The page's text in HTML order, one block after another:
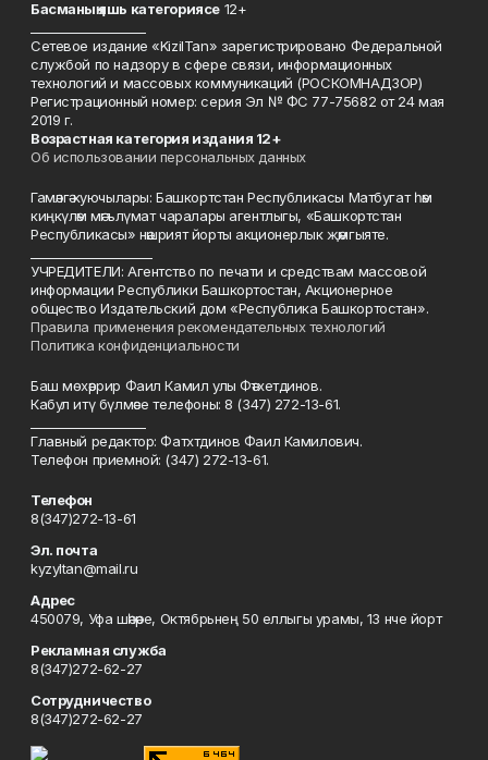
Басманың яшь категориясе12+
Сетевое издание «KizilTan» зарегистрировано Федеральной
службой по надзору в сфере связи, информационных
технологий и массовых коммуникаций (РОСКОМНАДЗОР)
Регистрационный номер: серия Эл № ФС 77-75682 от 24 мая
2019 г.
Возрастная категория издания 12+
Об использовании персональных данных
Гамәлгә куючылары: Башкортстан Республикасы Матбугат һәм
киңкүләм мәгълүмат чаралары агентлыгы, «Башкортстан
Республикасы» нәшрият йорты акционерлык җәмгыяте.
УЧРЕДИТЕЛИ: Агентство по печати и средствам массовой
информации Республики Башкортостан, Акционерное
общество Издательский дом «Республика Башкортостан».
Правила применения рекомендательных технологий
Политика конфиденциальности
Баш мөхәррир Фаил Камил улы Фәтхетдинов.
Кабул итү бүлмәсе телефоны: 8 (347) 272-13-61.
Главный редактор: Фатхтдинов Фаил Камилович.
Телефон приемной: (347) 272-13-61.
Телефон
8(347)272-13-61
Эл. почта
kyzyltan@mail.ru
Адрес
450079, Уфа шәһәре, Октябрьнең 50 еллыгы урамы, 13 нче йорт
Рекламная служба
8(347)272-62-27
Сотрудничество
8(347)272-62-27